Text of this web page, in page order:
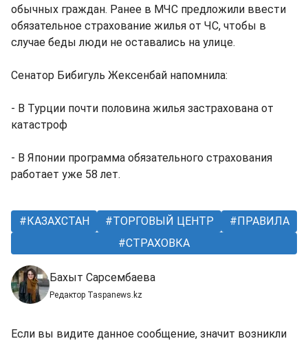
обычных граждан. Ранее в МЧС предложили ввести
обязательное страхование жилья от ЧС, чтобы в
случае беды люди не оставались на улице.
Сенатор Бибигуль Жексенбай напомнила:
- В Турции почти половина жилья застрахована от
катастроф
- В Японии программа обязательного страхования
работает уже 58 лет.
КАЗАХСТАН ТОРГОВЫЙ ЦЕНТР
ПРАВИЛА
СТРАХОВКА
Бахыт Сарсембаева
Редактор Taspanews.kz
Если вы видите данное сообщение, значит возникли